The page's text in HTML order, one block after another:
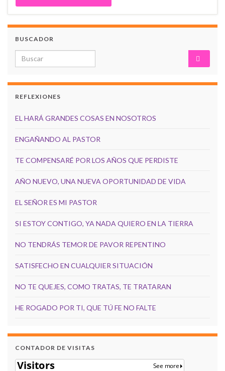
BUSCADOR
Search for:
REFLEXIONES
EL HARÁ GRANDES COSAS EN NOSOTROS
ENGAÑANDO AL PASTOR
TE COMPENSARÉ POR LOS AÑOS QUE PERDISTE
AÑO NUEVO, UNA NUEVA OPORTUNIDAD DE VIDA
EL SEÑOR ES MI PASTOR
SI ESTOY CONTIGO, YA NADA QUIERO EN LA TIERRA
NO TENDRÁS TEMOR DE PAVOR REPENTINO
SATISFECHO EN CUALQUIER SITUACIÓN
NO TE QUEJES, COMO TRATAS, TE TRATARAN
HE ROGADO POR TI, QUE TÚ FE NO FALTE
CONTADOR DE VISITAS